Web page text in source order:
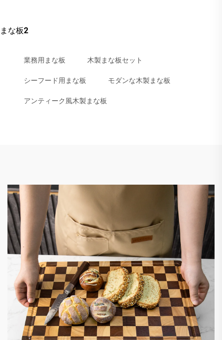
まな板2
業務用まな板 木製まな板セット
シーフード用まな板 モダンな木製まな板
アンティーク風木製まな板